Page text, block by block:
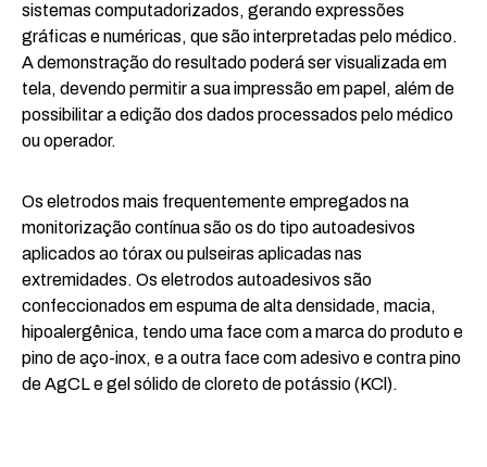
sistemas computadorizados, gerando expressões
gráficas e numéricas, que são interpretadas pelo médico.
A demonstração do resultado poderá ser visualizada em
tela, devendo permitir a sua impressão em papel, além de
possibilitar a edição dos dados processados pelo médico
ou operador.
Os eletrodos mais frequentemente empregados na
monitorização contínua são os do tipo autoadesivos
aplicados ao tórax ou pulseiras aplicadas nas
extremidades. Os eletrodos autoadesivos são
confeccionados em espuma de alta densidade, macia,
hipoalergênica, tendo uma face com a marca do produto e
pino de aço-inox, e a outra face com adesivo e contra pino
de AgCL e gel sólido de cloreto de potássio (KCl).